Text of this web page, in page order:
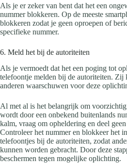
Als je er zeker van bent dat het een
nummer blokkeren. Op de meeste
blokkeren zodat je geen oproepen of
specifieke nummer.
6. Meld het bij de autoriteiten
Als je vermoedt dat het een poging tot
telefoontje melden bij de autoriteiten. Zij
anderen waarschuwen voor deze
Al met al is het belangrijk om
wordt door een onbekend buitenlands
kalm, vraag om opheldering en deel
Controleer het nummer en blokkeer het
telefoontjes bij de autoriteiten, zodat
kunnen worden gebracht. Door deze
beschermen tegen mogelijke oplichting.